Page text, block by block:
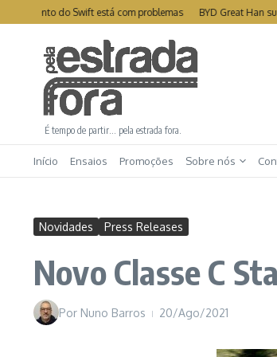
Ir para o conteúdo
do Swift está com problemas BYD Great Han supera
É tempo de partir… pela estrada fora.
Início Ensaios Promoções Sobre nós
Novidades Press Releases
Novo Classe C
Por Nuno Barros 20/Ago/2021